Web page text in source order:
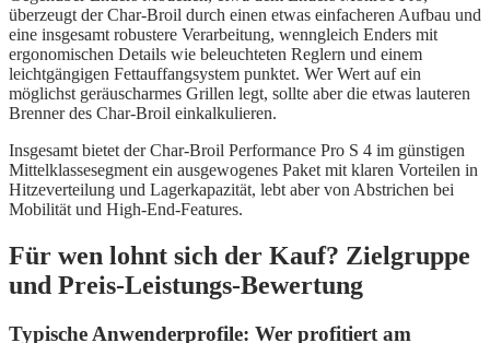
überzeugt der Char-Broil durch einen etwas einfacheren Aufbau und
eine insgesamt robustere Verarbeitung, wenngleich Enders mit
ergonomischen Details wie beleuchteten Reglern und einem
leichtgängigen Fettauffangsystem punktet. Wer Wert auf ein
möglichst geräuscharmes Grillen legt, sollte aber die etwas lauteren
Brenner des Char-Broil einkalkulieren.
Insgesamt bietet der Char-Broil Performance Pro S 4 im günstigen
Mittelklassesegment ein ausgewogenes Paket mit klaren Vorteilen in
Hitzeverteilung und Lagerkapazität, lebt aber von Abstrichen bei
Mobilität und High-End-Features.
Für wen lohnt sich der Kauf? Zielgruppe
und Preis-Leistungs-Bewertung
Typische Anwenderprofile: Wer profitiert am